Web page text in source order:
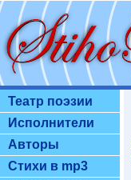
Театр поэзии
Исполнители
Авторы
Стихи в mp3